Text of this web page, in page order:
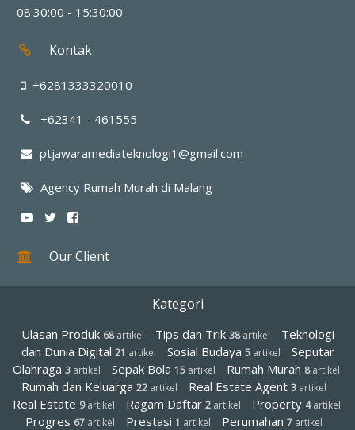
08:30:00 - 15:30:00
Kontak
+6281333320010
+62341 - 461555
ptjawaramediateknologi1@gmail.com
Agency Rumah Murah di Malang
Our Client
Kategori
Ulasan Produk 68artikel Tips dan Trik 38artikel
Teknologi
dan Dunia Digital 21 artikel Sosial Budaya 5artikel
Seputar
Olahraga 3 artikel Sepak Bola 15 artikel Rumah Murah 8artikel
Rumah dan Keluarga 22artikel Real Estate Agent 3artikel
Real Estate 9artikel Ragam Daftar 2 artikel Property 4artikel
Progres 67artikel Prestasi 1 artikel Perumahan 7artikel